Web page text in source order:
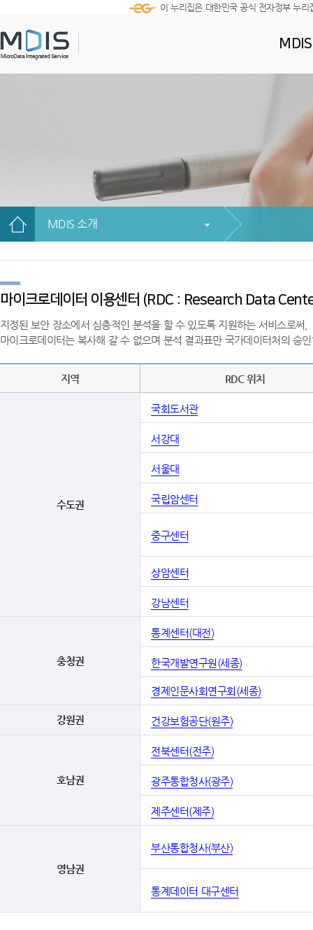
이 누리집은 대한민국 공식 전자정부 누리
MDIS 소개
마이크로데이터 이용센터 (RDC : Research Data
지정된 보안 장소에서 심층적인 분석을 할 수 있도록 지원하는 서비스로써,
마이크로데이터는 복사해 갈 수 없으며 분석 결과표만 국가데이터처의 승
지역 RDC 위치
수도권
국회도서관
서강대
서울대
국립암센터
중구센터
상암센터
강남센터
충청권
통계센터(대전)
한국개발연구원(세종)
경제인문사회연구회(세종)
강원권 건강보험공단(원주)
호남권
전북센터(전주)
광주통합청사(광주)
제주센터(제주)
영남권
부산통합청사(부산)
통계데이터 대구센터